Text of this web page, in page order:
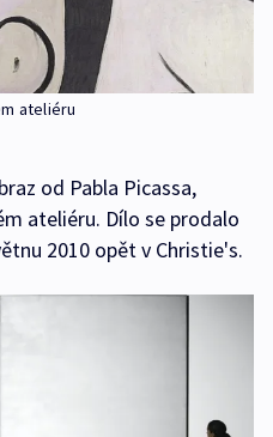
ateliéru
od Pabla Picassa,
ateliéru. Dílo se prodalo
2010 opět v Christie's.